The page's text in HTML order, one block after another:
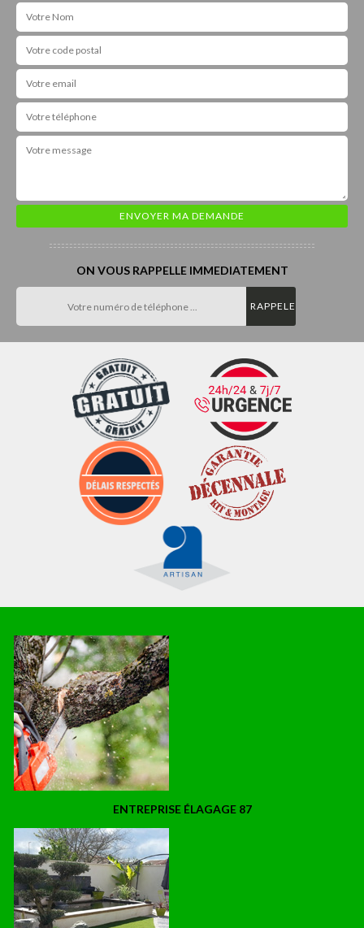
ON VOUS RAPPELLE IMMEDIATEMENT
ENTREPRISE ÉLAGAGE 87